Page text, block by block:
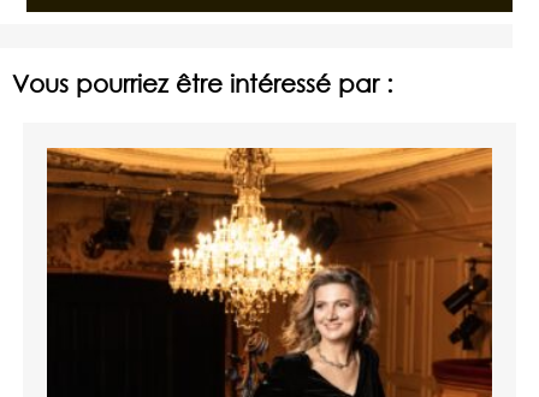
Vous pourriez être intéressé par :